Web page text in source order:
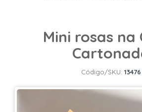
ARRANJOSMini rosas na
Código/SKU: 13476